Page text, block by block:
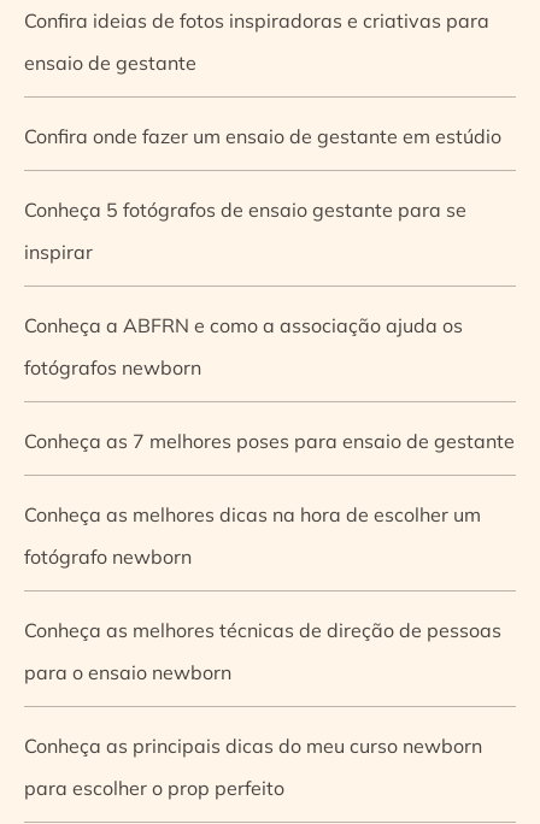
Confira ideias de fotos inspiradoras e criativas para
ensaio de gestante
Confira onde fazer um ensaio de gestante em estúdio
Conheça 5 fotógrafos de ensaio gestante para se
inspirar
Conheça a ABFRN e como a associação ajuda os
fotógrafos newborn
Conheça as 7 melhores poses para ensaio de gestante
Conheça as melhores dicas na hora de escolher um
fotógrafo newborn
Conheça as melhores técnicas de direção de pessoas
para o ensaio newborn
Conheça as principais dicas do meu curso newborn
para escolher o prop perfeito